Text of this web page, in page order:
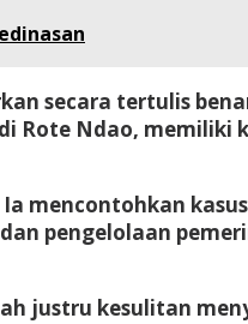
secara tertulis
Rote Ndao, memiliki
mencontohkan
pengelolaan
justru kesulitan